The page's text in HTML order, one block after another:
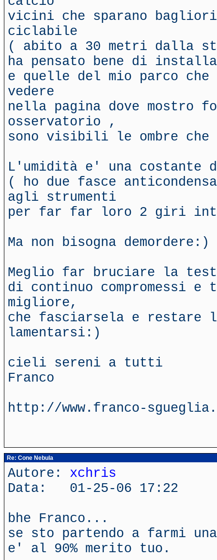
vicini che sparano
ciclabile
( abito a 30 metri dalla
ha pensato bene di
e quelle del mio parco
vedere
nella pagina dove mostro
osservatorio ,
sono visibili le ombre che
L'umidità e' una costante
( ho due fasce
agli strumenti
per far far loro 2 giri
Ma non bisogna demordere:)
Meglio far bruciare la
di continuo compromessi
migliore,
che fasciarsela e restare
lamentarsi:)
cieli sereni a tutti
Franco
http://www.franco-
Re: Cone Nebula
Autore: xchris
Data: 01-25-06 17:22
bhe Franco...
se sto partendo a farmi
e' al 90% merito tuo.